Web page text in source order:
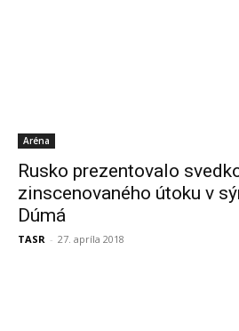
Aréna
Rusko prezentovalo
zinscenovaného útoku v
Dúmá
TASR - 27. apríla 2018